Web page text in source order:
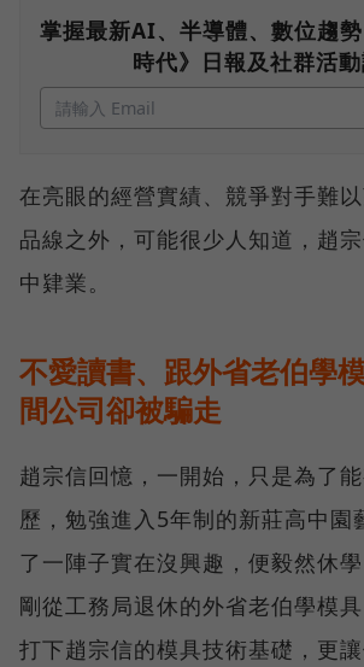
掌握最新AI、半導體、數位趨
時代》日報及社群活
在亮眼的經營實績、競爭對手難
品線之外，可能很少人知道，趙
中肄業。
不愛讀書、跟外省老伯學
間公司卻被騙走
趙宗信回憶，一開始，只是為了
歷，勉強進入5年制的新莊高中園
了一陣子實在沒興趣，便毅然休
剛從工務局退休的外省老伯學模
打下趙宗信的模具技術基礎，更